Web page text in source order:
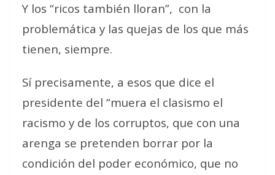
Y los “ricos también lloran”, con la
problemática y las quejas de los que más
tienen, siempre.
Sí precisamente, a esos que dice el
presidente del “muera el clasismo el
racismo y de los corruptos, que con una
arenga se pretenden borrar por la
condición del poder económico, que no